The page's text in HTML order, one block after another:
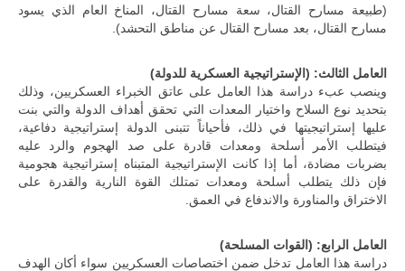
(طبيعة مسارح القتال، سعة مسارح القتال، المناخ العام الذي يسود
مسارح القتال، بعد مسارح القتال عن مناطق التحشد).
العامل الثالث: (الإستراتيجية العسكرية للدولة)
وينصب عبء دراسة هذا العامل على عاتق الخبراء العسكريين، وذلك
بتحديد نوع السلاح واختيار المعدات التي تحقق أهداف الدولة والتي بنت
عليها إستراتيجيتها في ذلك، فأحياناً تتبنى الدولة إستراتيجية دفاعية،
فيتطلب الأمر أسلحة ومعدات قادرة على صد الهجوم والرد عليه
بضربات مضادة، أما إذا كانت الإستراتيجية المتبناه إستراتيجية هجومية
فإن ذلك يتطلب أسلحة ومعدات تمتلك القوة النارية والقدرة على
الاختراق والمناورة والاندفاع في العمق.
العامل الرابع: (القوات المسلحة)
دراسة هذا العامل تدخل ضمن اختصاصات العسكريين سواء أكان الهدف